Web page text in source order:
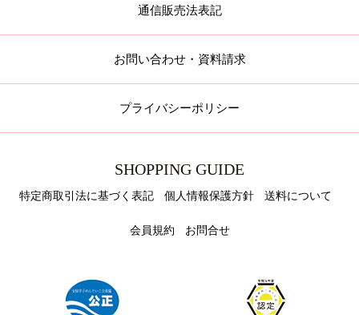
通信販売法表記
お問い合わせ・資料請求
プライバシーポリシー
SHOPPING GUIDE
特定商取引法に基づく表記 個人情報保護方針 送料について
会員規約 お問合せ